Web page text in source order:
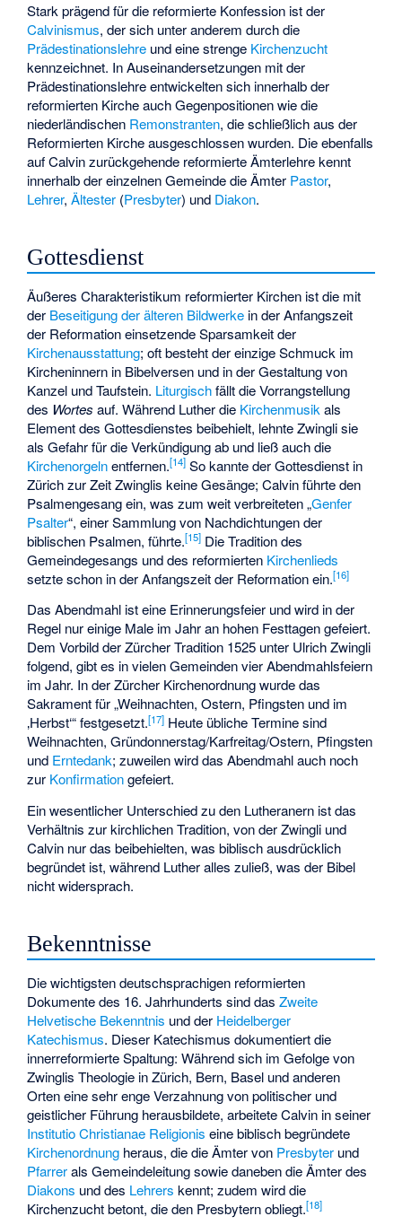
Stark prägend für die reformierte Konfession ist der
Calvinismus, der sich unter anderem durch die
Prädestinationslehre und eine strenge Kirchenzucht
kennzeichnet. In Auseinandersetzungen mit der
Prädestinationslehre entwickelten sich innerhalb der
reformierten Kirche auch Gegenpositionen wie die
niederländischen Remonstranten, die schließlich aus der
Reformierten Kirche ausgeschlossen wurden. Die ebenfalls
auf Calvin zurückgehende reformierte Ämterlehre kennt
innerhalb der einzelnen Gemeinde die Ämter Pastor,
Lehrer,Ältester (Presbyter) und Diakon.
Gottesdienst
Äußeres Charakteristikum reformierter Kirchen ist die mit
der Beseitigung der älteren Bildwerke in der Anfangszeit
der Reformation einsetzende Sparsamkeit der
Kirchenausstattung; oft besteht der einzige Schmuck im
Kircheninnern in Bibelversen und in der Gestaltung von
Kanzel und Taufstein. Liturgischfällt die Vorrangstellung
des Wortes auf. Während Luther die Kirchenmusik als
Element des Gottesdienstes beibehielt, lehnte Zwingli sie
als Gefahr für die Verkündigung ab und ließ auch die
Kirchenorgelnentfernen.[14] So kannte der Gottesdienst in
Zürich zur Zeit Zwinglis keine Gesänge; Calvin führte den
Psalmengesang ein, was zum weit verbreiteten „Genfer
Psalter“, einer Sammlung von Nachdichtungen der
biblischen Psalmen, führte.[15] Die Tradition des
Gemeindegesangs und des reformierten Kirchenlieds
setzte schon in der Anfangszeit der Reformation ein.[16]
Das Abendmahl ist eine Erinnerungsfeier und wird in der
Regel nur einige Male im Jahr an hohen Festtagen gefeiert.
Dem Vorbild der Zürcher Tradition 1525 unter Ulrich Zwingli
folgend, gibt es in vielen Gemeinden vier Abendmahlsfeiern
im Jahr. In der Zürcher Kirchenordnung wurde das
Sakrament für „Weihnachten, Ostern, Pfingsten und im
‚Herbst‘“ festgesetzt.[17] Heute übliche Termine sind
Weihnachten, Gründonnerstag/Karfreitag/Ostern, Pfingsten
und Erntedank; zuweilen wird das Abendmahl auch noch
zur Konfirmationgefeiert.
Ein wesentlicher Unterschied zu den Lutheranern ist das
Verhältnis zur kirchlichen Tradition, von der Zwingli und
Calvin nur das beibehielten, was biblisch ausdrücklich
begründet ist, während Luther alles zuließ, was der Bibel
nicht widersprach.
Bekenntnisse
Die wichtigsten deutschsprachigen reformierten
Dokumente des 16. Jahrhunderts sind dasZweite
Helvetische Bekenntnis und der Heidelberger
Katechismus. Dieser Katechismus dokumentiert die
innerreformierte Spaltung: Während sich im Gefolge von
Zwinglis Theologie in Zürich, Bern, Basel und anderen
Orten eine sehr enge Verzahnung von politischer und
geistlicher Führung herausbildete, arbeitete Calvin in seiner
Institutio Christianae Religionis eine biblisch begründete
Kirchenordnung heraus, die die Ämter von Presbyter und
Pfarrerals Gemeindeleitung sowie daneben die Ämter des
Diakons und des Lehrers kennt; zudem wird die
Kirchenzucht betont, die den Presbytern obliegt.[18]